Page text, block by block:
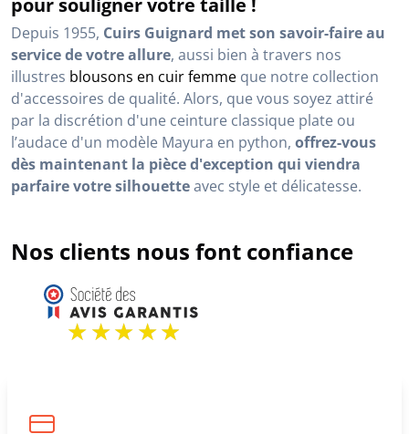
pour souligner votre taille !
Depuis 1955, Cuirs Guignard met son savoir-faire au
service de votre allure, aussi bien à travers nos
illustres blousons en cuir femme que notre collection
d'accessoires de qualité. Alors, que vous soyez attiré
par la discrétion d'une ceinture classique plate ou
l’audace d'un modèle Mayura en python, offrez-vous
dès maintenant la pièce d'exception qui viendra
parfaire votre silhouetteavec style et délicatesse.
Nos clients nous font confiance